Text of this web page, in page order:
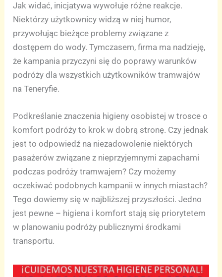
Jak widać, inicjatywa wywołuje różne reakcje.
Niektórzy użytkownicy widzą w niej humor,
przywołując bieżące problemy związane z
dostępem do wody. Tymczasem, firma ma nadzieję,
że kampania przyczyni się do poprawy warunków
podróży dla wszystkich użytkowników tramwajów
na Teneryfie.
Podkreślanie znaczenia higieny osobistej w trosce o
komfort podróży to krok w dobrą stronę. Czy jednak
jest to odpowiedź na niezadowolenie niektórych
pasażerów związane z nieprzyjemnymi zapachami
podczas podróży tramwajem? Czy możemy
oczekiwać podobnych kampanii w innych miastach?
Tego dowiemy się w najbliższej przyszłości. Jedno
jest pewne – higiena i komfort stają się priorytetem
w planowaniu podróży publicznymi środkami
transportu.